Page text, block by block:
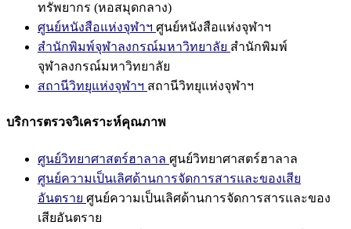
ทรัพยากร (หอสมุดกลาง)
ศูนย์หนังสือแห่งจุฬาฯ ศูนย์หนังสือแห่งจุฬาฯ
สำนักพิมพ์จุฬาลงกรณ์มหาวิทยาลัย สำนักพิมพ์
จุฬาลงกรณ์มหาวิทยาลัย
สถานีวิทยุแห่งจุฬาฯ สถานีวิทยุแห่งจุฬาฯ
บริการตรวจวิเคราะห์คุณภาพ
ศูนย์วิทยาศาสตร์ฮาลาล ศูนย์วิทยาศาสตร์ฮาลาล
ศูนย์ความเป็นเลิศด้านการจัดการสารและของเสีย
อันตราย ศูนย์ความเป็นเลิศด้านการจัดการสารและของ
เสียอันตราย